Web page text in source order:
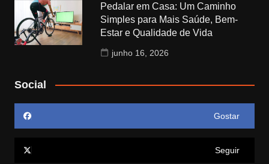
Pedalar em Casa: Um Caminho
Simples para Mais Saúde, Bem-
Estar e Qualidade de Vida
junho 16, 2026
Social
Gostar
Seguir